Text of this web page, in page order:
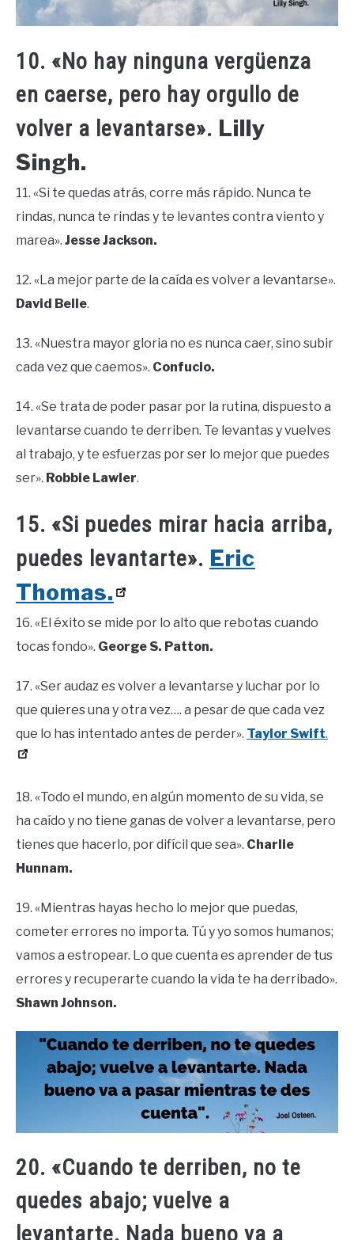
10. «No hay ninguna vergüenza
en caerse, pero hay orgullo de
volver a levantarse». Lilly
Singh.
11. «Si te quedas atrás, corre más rápido. Nunca te
rindas, nunca te rindas y te levantes contra viento y
marea». Jesse Jackson.
12. «La mejor parte de la caída es volver a levantarse».
David Belle.
13. «Nuestra mayor gloria no es nunca caer, sino subir
cada vez que caemos». Confucio.
14. «Se trata de poder pasar por la rutina, dispuesto a
levantarse cuando te derriben. Te levantas y vuelves
al trabajo, y te esfuerzas por ser lo mejor que puedes
ser». Robbie Lawler.
15. «Si puedes mirar hacia arriba,
puedes levantarte». Eric
Thomas.
16. «El éxito se mide por lo alto que rebotas cuando
tocas fondo». George S. Patton.
17. «Ser audaz es volver a levantarse y luchar por lo
que quieres una y otra vez…. a pesar de que cada vez
que lo has intentado antes de perder». Taylor Swift.
18. «Todo el mundo, en algún momento de su vida, se
ha caído y no tiene ganas de volver a levantarse, pero
tienes que hacerlo, por difícil que sea». Charlie
Hunnam.
19. «Mientras hayas hecho lo mejor que puedas,
cometer errores no importa. Tú y yo somos humanos;
vamos a estropear. Lo que cuenta es aprender de tus
errores y recuperarte cuando la vida te ha derribado».
Shawn Johnson.
20. «Cuando te derriben, no te
quedes abajo; vuelve a
levantarte. Nada bueno va a